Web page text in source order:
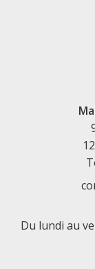
Du lundi au